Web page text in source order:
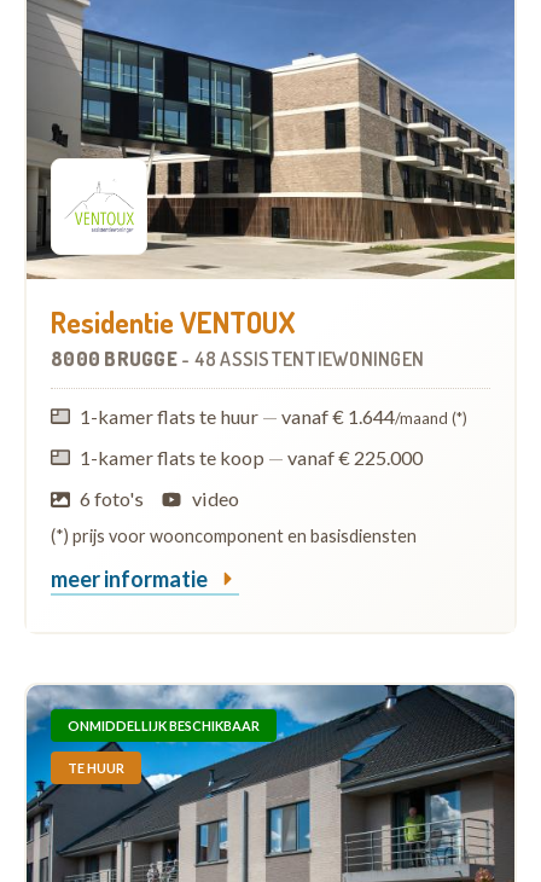
Residentie VENTOUX
8000 BRUGGE - 48 ASSISTENTIEWONINGEN
1-kamer flats te huur — vanaf € 1.644/maand (*)
1-kamer flats te koop — vanaf € 225.000
6 foto's
video
(*) prijs voor wooncomponent en basisdiensten
meer informatie
ONMIDDELLIJK BESCHIKBAAR
TE HUUR